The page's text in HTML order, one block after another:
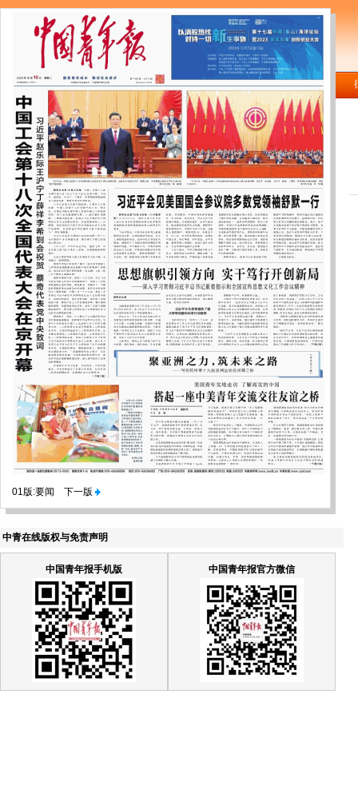
01版:要闻 下一版
中青在线版权与免责声明
中国青年报手机版 中国青年报官方微信